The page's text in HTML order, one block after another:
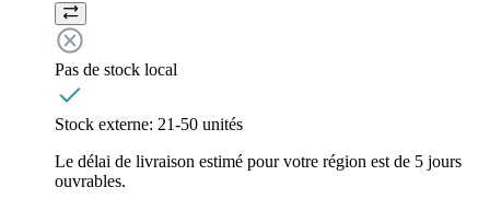
Pas de stock local
Stock externe: 21-50 unités
Le délai de livraison estimé pour votre région est de 5 jours
ouvrables.